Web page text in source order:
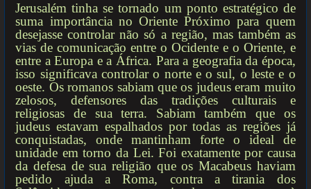
Jerusalém tinha se tornado um ponto estratégico de
suma importância no Oriente Próximo para quem
desejasse controlar não só a região, mas também as
vias de comunicação entre o Ocidente e o Oriente, e
entre a Europa e a África. Para a geografia da época,
isso significava controlar o norte e o sul, o leste e o
oeste. Os romanos sabiam que os judeus eram muito
zelosos, defensores das tradições culturais e
religiosas de sua terra. Sabiam também que os
judeus estavam espalhados por todas as regiões já
conquistadas, onde mantinham forte o ideal de
unidade em torno da Lei. Foi exatamente por causa
da defesa de sua religião que os Macabeus haviam
pedido ajuda a Roma, contra a tirania dos